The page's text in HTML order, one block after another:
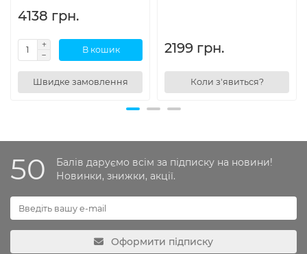
4138 грн.
В кошик
Швидке замовлення
2199 грн.
Коли з'явиться?
50
Балів даруємо всім за підписку на новини!
Новинки, знижки, акції.
Оформити підписку